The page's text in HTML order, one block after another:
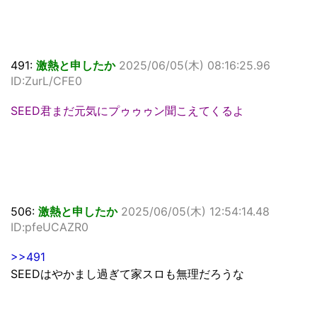
491: 激熱と申したか 2025/06/05(木) 08:16:25.96
ID:ZurL/CFE0
SEED君まだ元気にプゥゥゥン聞こえてくるよ
506: 激熱と申したか 2025/06/05(木) 12:54:14.48
ID:pfeUCAZR0
>>491
SEEDはやかまし過ぎて家スロも無理だろうな